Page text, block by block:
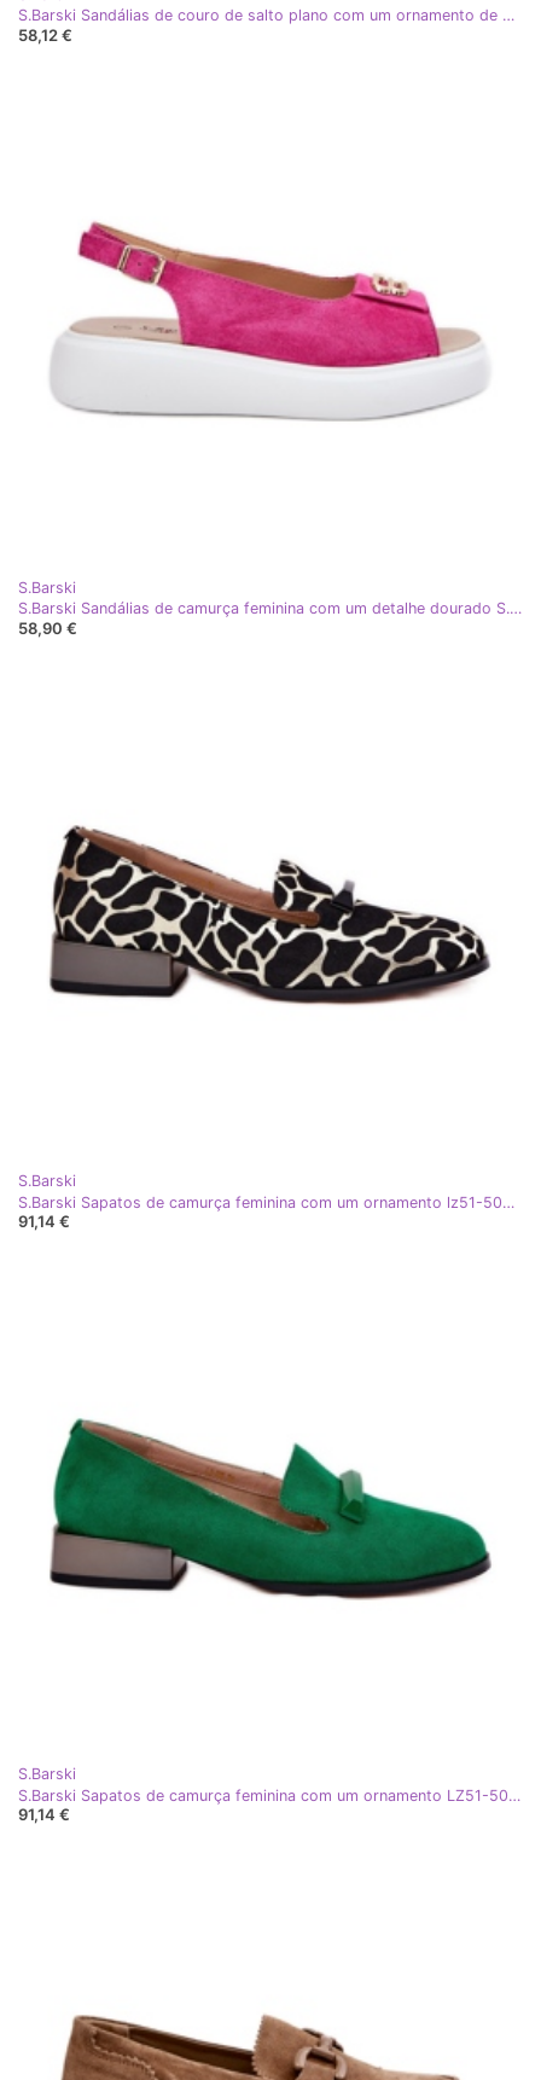
S.Barski Sandálias de couro de salto plano com um ornamento de S. Barski KV51-094 Black preto
58,12 €
S.Barski
S.Barski Sandálias de camurça feminina com um detalhe dourado S. Barski Gr51-604 Fuchsia rosa
58,90 €
S.Barski
S.Barski Sapatos de camurça feminina com um ornamento lz51-505 preto e dourado
91,14 €
S.Barski
S.Barski Sapatos de camurça feminina com um ornamento LZ51-505 Green verde
91,14 €